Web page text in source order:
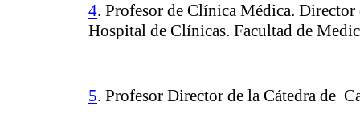
4. Profesor de Clínica Médica.
Hospital de Clínicas. Facultad de
5. Profesor Director de la Cátedra de